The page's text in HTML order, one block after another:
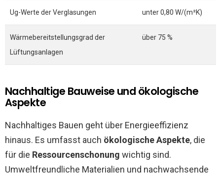
Ug-Werte der Verglasungen unter 0,80 W/(m²K)
Wärmebereitstellungsgrad der
Lüftungsanlagen
über 75 %
Nachhaltige Bauweise und ökologische
Aspekte
Nachhaltiges Bauen geht über Energieeffizienz
hinaus. Es umfasst auch ökologische Aspekte, die
für die Ressourcenschonung wichtig sind.
Umweltfreundliche Materialien und nachwachsende